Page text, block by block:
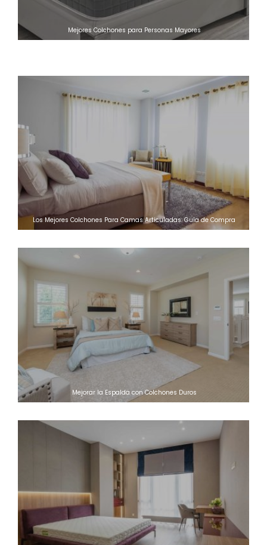
Mejores Colchones para Personas Mayores
Los Mejores Colchones Para Camas Articuladas: Guía de Compra
Mejorar la Espalda con Colchones Duros